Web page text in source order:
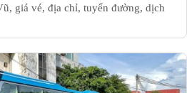
giá vé, địa chỉ, tuyến đường, dịch